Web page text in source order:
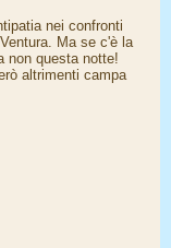
nei confronti
Ma se c'è la
non questa notte!
altrimenti campa